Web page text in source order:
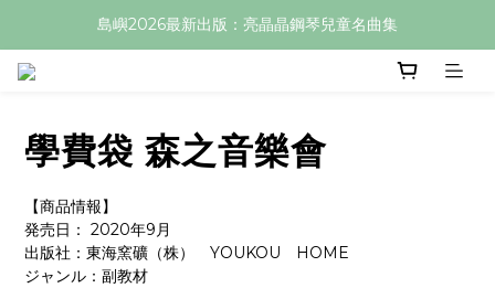
島嶼2026最新出版：亮晶晶鋼琴兒童名曲集
學費袋 森之音樂會
【商品情報】
発売日： 2020年9月
出版社：東海窯礦（株）　YOUKOU　HOME
ジャンル：副教材